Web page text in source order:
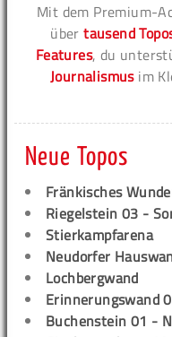
Mit dem Premium-
übertausend
Features, du
Journalismusim
Neue Topos
Fränkisches
Riegelstein 03 -
Stierkampfarena
Neudorfer
Lochbergwand
Erinnerungswand
Buchenstein 01 -